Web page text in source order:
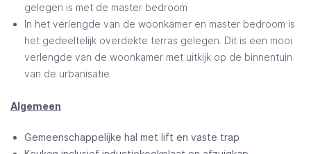
gelegen is met de master bedroom
In het verlengde van de woonkamer en master bedroom is
het gedeeltelijk overdekte terras gelegen. Dit is een mooi
verlengde van de woonkamer met uitkijk op de binnentuin
van de urbanisatie
Algemeen
Gemeenschappelijke hal met lift en vaste trap